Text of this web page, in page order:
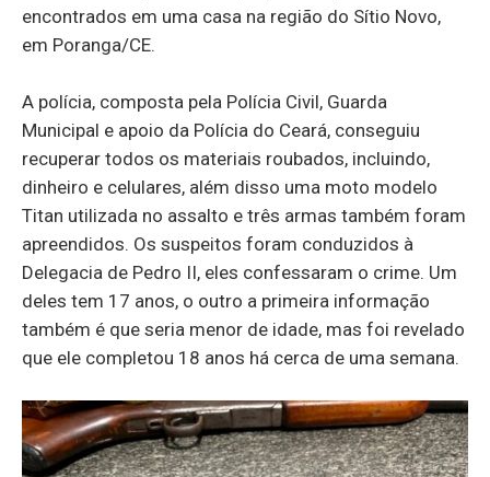
encontrados em uma casa na região do Sítio Novo,
em Poranga/CE.
A polícia, composta pela Polícia Civil, Guarda
Municipal e apoio da Polícia do Ceará, conseguiu
recuperar todos os materiais roubados, incluindo,
dinheiro e celulares, além disso uma moto modelo
Titan utilizada no assalto e três armas também foram
apreendidos. Os suspeitos foram conduzidos à
Delegacia de Pedro II, eles confessaram o crime. Um
deles tem 17 anos, o outro a primeira informação
também é que seria menor de idade, mas foi revelado
que ele completou 18 anos há cerca de uma semana.